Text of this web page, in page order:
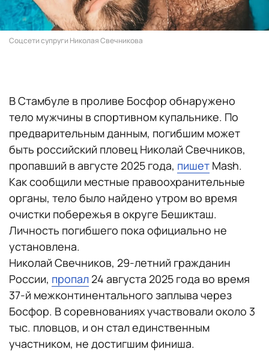
Соцсети супруги Николая Свечникова
В Стамбуле в проливе Босфор обнаружено
тело мужчины в спортивном купальнике. По
предварительным данным, погибшим может
быть российский пловец Николай Свечников,
пропавший в августе 2025 года, пишет Mash.
Как сообщили местные правоохранительные
органы, тело было найдено утром во время
очистки побережья в округе Бешикташ.
Личность погибшего пока официально не
установлена.
Николай Свечников, 29-летний гражданин
России, пропал 24 августа 2025 года во время
37-й межконтинентального заплыва через
Босфор. В соревнованиях участвовали около 3
тыс. пловцов, и он стал единственным
участником, не достигшим финиша.